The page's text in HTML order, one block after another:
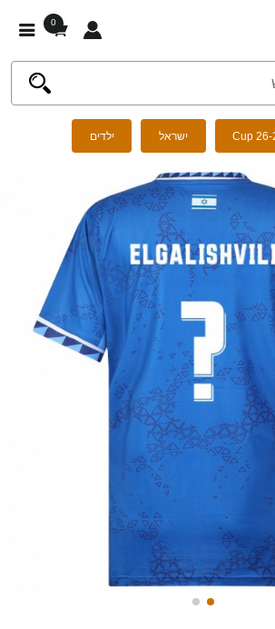
0
ישראל ילדים